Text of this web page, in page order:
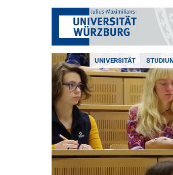
UNIVERSITÄT